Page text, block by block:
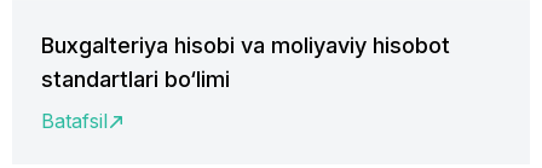
Buxgalteriya hisobi va moliyaviy hisobot
standartlari bo‘limi
Batafsil